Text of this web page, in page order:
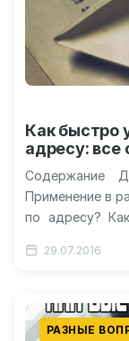
Как быстро
адресу: все
Содержание
Применение в
по адресу?
29.07.2016
РАЗНЫЕ